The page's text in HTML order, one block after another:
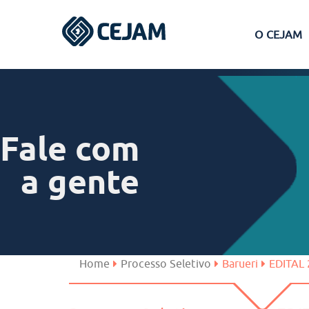
O CEJAM
Ferraz de Vasconcelos
São José dos Campos
Fale com
a gente
Home Processo Seletivo Barueri EDITAL